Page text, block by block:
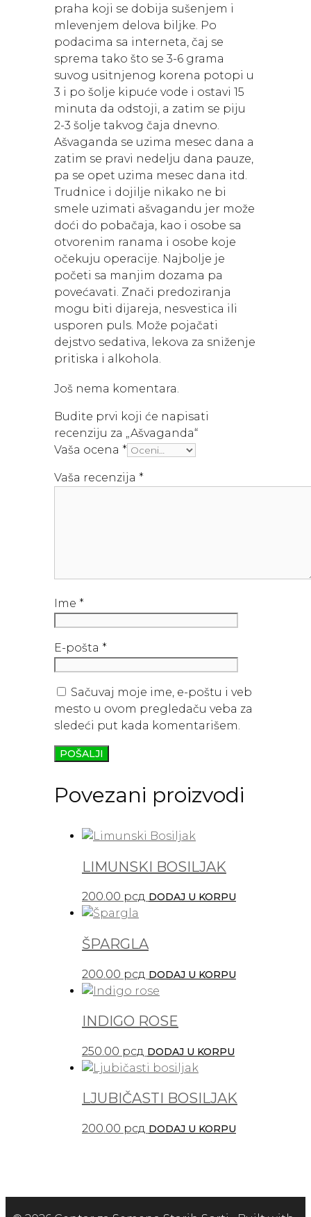
praha koji se dobija sušenjem i
mlevenjem delova biljke. Po
podacima sa interneta, čaj se
sprema tako što se 3-6 grama
suvog usitnjenog korena potopi u
3 i po šolje kipuće vode i ostavi 15
minuta da odstoji, a zatim se piju
2-3 šolje takvog čaja dnevno.
Ašvaganda se uzima mesec dana a
zatim se pravi nedelju dana pauze,
pa se opet uzima mesec dana itd.
Trudnice i dojilje nikako ne bi
smele uzimati ašvagandu jer može
doći do pobačaja, kao i osobe sa
otvorenim ranama i osobe koje
očekuju operacije. Najbolje je
početi sa manjim dozama pa
povećavati. Znači predoziranja
mogu biti dijareja, nesvestica ili
usporen puls. Može pojačati
dejstvo sedativa, lekova za sniženje
pritiska i alkohola.
Još nema komentara.
Budite prvi koji će napisati
recenziju za „Ašvaganda“
Vaša ocena *
Vaša recenzija *
Ime *
E-pošta *
Sačuvaj moje ime, e-poštu i veb
mesto u ovom pregledaču veba za
sledeći put kada komentarišem.
Povezani proizvodi
LIMUNSKI BOSILJAK
200.00 рсд DODAJ U KORPU
ŠPARGLA
200.00 рсд DODAJ U KORPU
INDIGO ROSE
250.00 рсд DODAJ U KORPU
LJUBIČASTI BOSILJAK
200.00 рсд DODAJ U KORPU